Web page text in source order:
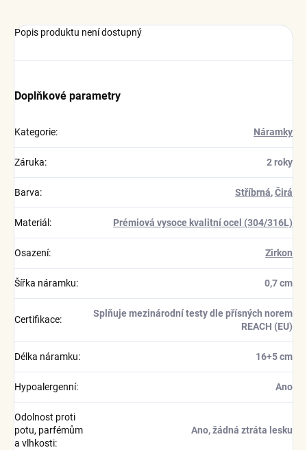
Popis produktu není dostupný
Doplňkové parametry
Kategorie: Náramky
Záruka: 2 roky
Barva: Stříbrná,Čirá
Materiál : Prémiová vysoce kvalitní ocel (304/316L)
Osazení: Zirkon
Šířka náramku: 0,7 cm
Certifikace:
Splňuje mezinárodní testy dle přísných norem
REACH (EU)
Délka náramku: 16+5 cm
Hypoalergenní: Ano
Odolnost proti
potu, parfémům
a vlhkosti:
Ano, žádná ztráta lesku